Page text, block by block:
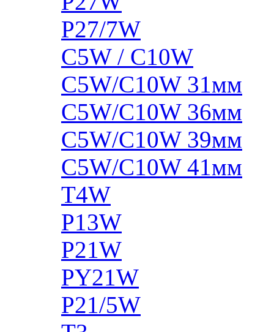
P27/7W
C5W / C10W
C5W/C10W 31мм
C5W/C10W 36мм
C5W/C10W 39мм
C5W/C10W 41мм
T4W
P13W
P21W
PY21W
P21/5W